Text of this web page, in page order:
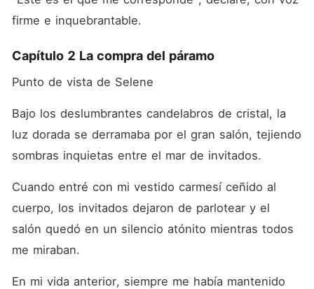
firme e inquebrantable.
Capítulo 2 La compra del páramo
Punto de vista de Selene
Bajo los deslumbrantes candelabros de cristal, la
luz dorada se derramaba por el gran salón, tejiendo
sombras inquietas entre el mar de invitados.
Cuando entré con mi vestido carmesí ceñido al
cuerpo, los invitados dejaron de parlotear y el
salón quedó en un silencio atónito mientras todos
me miraban.
En mi vida anterior, siempre me había mantenido